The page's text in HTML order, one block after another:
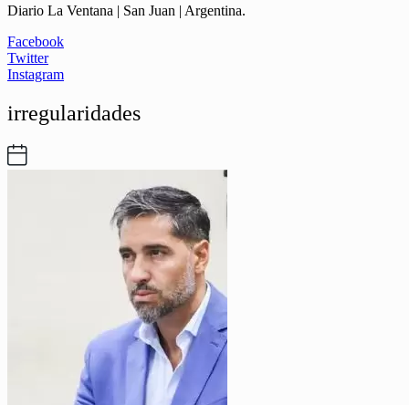
Diario La Ventana | San Juan | Argentina.
Facebook
Twitter
Instagram
irregularidades